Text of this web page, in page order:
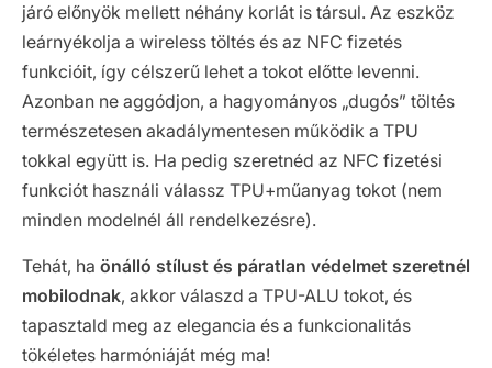
járó előnyök mellett néhány korlát is társul. Az eszköz
leárnyékolja a wireless töltés és az NFC fizetés
funkcióit, így célszerű lehet a tokot előtte levenni.
Azonban ne aggódjon, a hagyományos „dugós” töltés
természetesen akadálymentesen működik a TPU
tokkal együtt is. Ha pedig szeretnéd az NFC fizetési
funkciót használi válassz TPU+műanyag tokot (nem
minden modelnél áll rendelkezésre).
Tehát, ha önálló stílust és páratlan védelmet szeretnél
mobilodnak, akkor válaszd a TPU-ALU tokot, és
tapasztald meg az elegancia és a funkcionalitás
tökéletes harmóniáját még ma!